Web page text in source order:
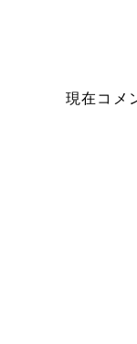
現在コメ